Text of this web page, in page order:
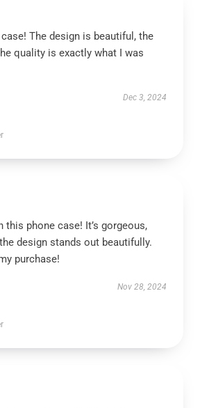
The design is beautiful, the
quality is exactly what I was
Dec 3, 2024
this phone case! It’s gorgeous,
design stands out beautifully.
purchase!
Nov 28, 2024